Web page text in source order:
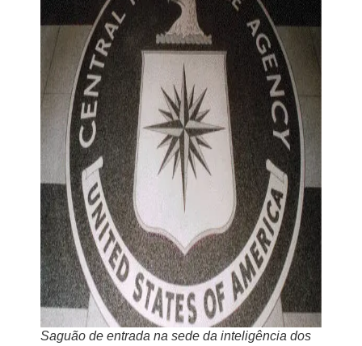
Saguão de entrada na sede da inteligência dos